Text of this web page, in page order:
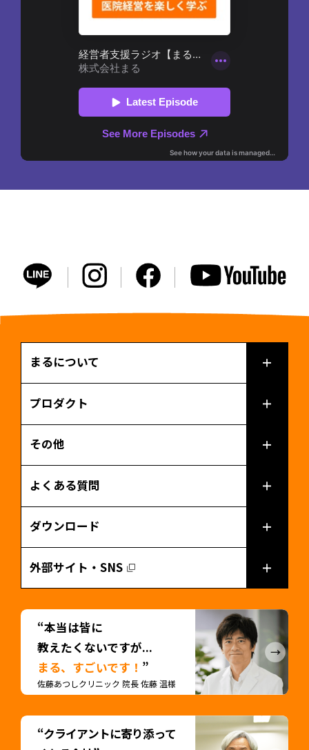
まるについて
プロダクト
その他
よくある質問
ダウンロード
外部サイト・SNS
“本当は皆に
教えたくないですが...
まる、すごいです！ ”
佐藤あつしクリニック 院長 佐藤 温様
“クライアントに寄り添って